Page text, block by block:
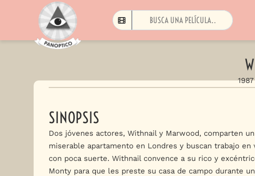
1987
SINOPSIS
Dos jóvenes actores, Withnail y Marwood, comparten un
miserable apartamento en Londres y buscan trabajo en
con poca suerte. Withnail convence a su rico y
Monty para que les preste su casa de campo durante